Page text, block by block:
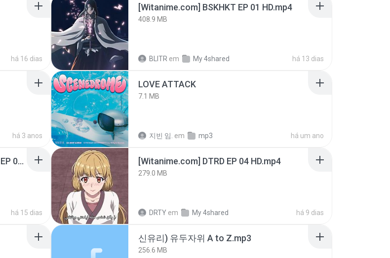
há 16 dias
[Witanime.com] BSKHKT EP 01 HD.mp4
408.9 MB
BLITR em My 4shared há 13 dias
há 3 anos
LOVE ATTACK
7.1 MB
지빈 임. em mp3 há um ano
[Witanime.com] RKNGMNNTSRCMB EP 05 HD.mp4
há 15 dias
[Witanime.com] DTRD EP 04 HD.mp4
279.0 MB
DRTY em My 4shared há 9 dias
신유리) 유두자위 A to Z.mp3
256.6 MB